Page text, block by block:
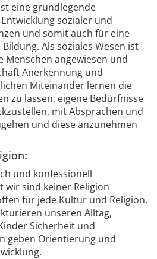
eine grundlegende
sozialer und
und somit auch für eine
Als soziales Wesen ist
Menschen angewiesen und
Anerkennung und
Miteinander lernen die
zu lassen, eigene Bedürfnisse
mit Absprachen und
und diese anzunehmen
und konfessionell
wir sind keiner Religion
für jede Kultur und Religion.
unseren Alltag,
Sicherheit und
geben Orientierung und